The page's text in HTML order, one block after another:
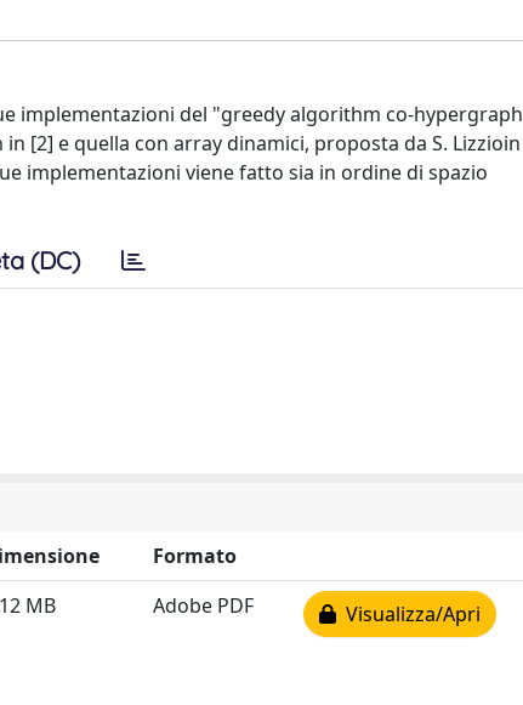
implementazioni del "greedy algorithm co-hypergraph
[2] e quella con array dinamici, proposta da S. Lizzioin
implementazioni viene fatto sia in ordine di spazio
(DC)
Formato
MB Adobe PDF Visualizza/Apri